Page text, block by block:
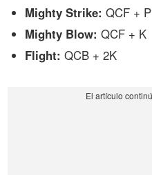
Mighty Strike: QCF + P
Mighty Blow: QCF + K
Flight: QCB + 2K